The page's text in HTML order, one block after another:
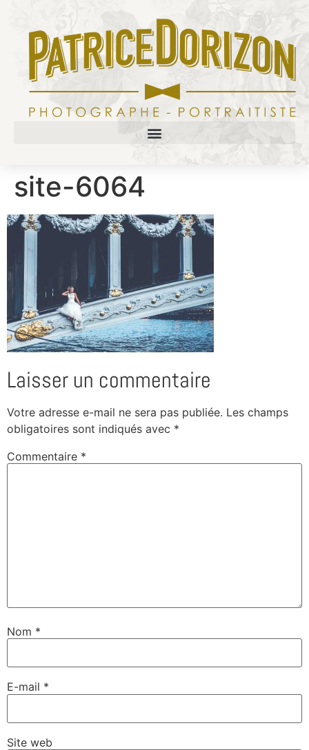
site-6064
Laisser un commentaire
Votre adresse e-mail ne sera pas publiée. Les champs
obligatoires sont indiqués avec *
Commentaire *
Nom *
E-mail *
Site web